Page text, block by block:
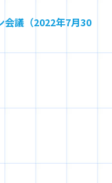
会議（2022年7月30